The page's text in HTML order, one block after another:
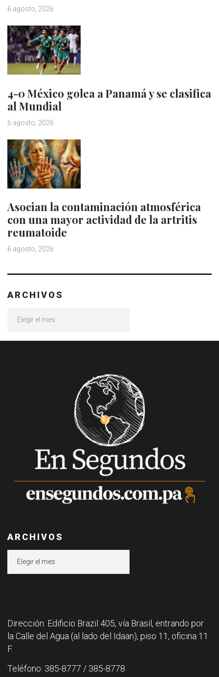
6 agosto, 2026
4-0 México golea a Panamá y se clasifica
al Mundial
6 agosto, 2026
Asocian la contaminación atmosférica
con una mayor actividad de la artritis
reumatoide
6 agosto, 2026
ARCHIVOS
ARCHIVOS
Dirección: Edificio Brazil 405, vía Brasil, entrando por
la Calle del Agua (al lado del Idaan), piso 11, oficina 11
F.
Teléfono: 385-8777 / 385-8778